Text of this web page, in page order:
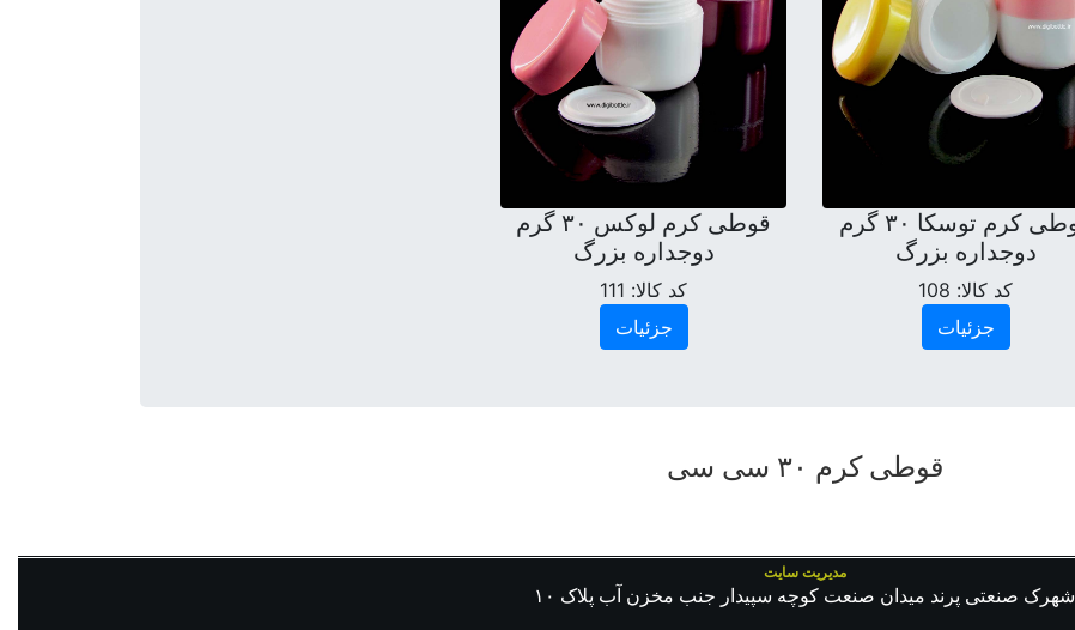
قوطی کرم توسکا ۳۰ گرم
دوجداره بزرگ
کد کالا: 108
جزئیات
قوطی کرم لوکس ۳۰ گرم
دوجداره بزرگ
کد کالا: 111
جزئیات
قوطی کرم ۳۰ سی سی
مدیریت سایت
شهرک صنعتی پرند میدان صنعت کوچه سپیدار جنب مخزن آب پلاک ۱۰